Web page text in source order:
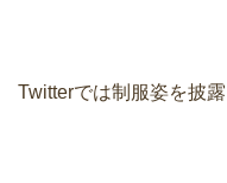
Twitterでは制服姿を披露